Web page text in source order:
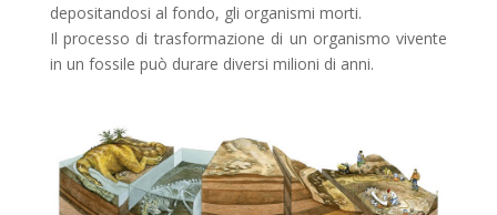
depositandosi al fondo, gli organismi morti.
Il processo di trasformazione di un organismo vivente
in un fossile può durare diversi milioni di anni.